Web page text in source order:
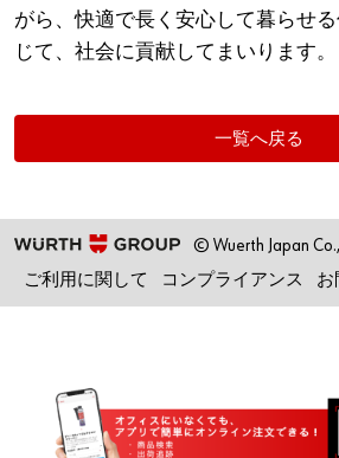
がら、快適で長く安心して暮らせ
じて、社会に貢献してまいります。
一覧へ戻る
© Wuerth Japan
ご利用に関して
コンプライアンス お